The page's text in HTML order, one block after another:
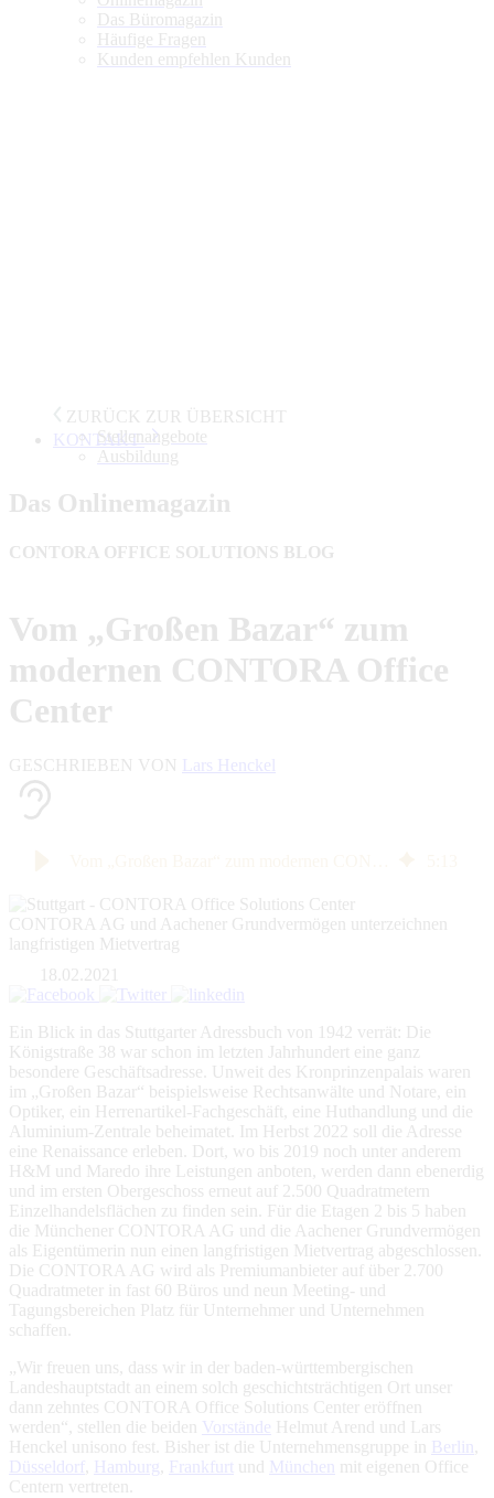
Das Büromagazin
Häufige Fragen
Kunden empfehlen Kunden
ZURÜCK ZUR ÜBERSICHT
Stellenangebote
Ausbildung
KONTAKT
Das Onlinemagazin
CONTORA OFFICE SOLUTIONS BLOG
Vom „Großen Bazar“ zum
modernen CONTORA Office
Center
GESCHRIEBEN VON Lars Henckel
CONTORA AG und Aachener Grundvermögen unterzeichnen
langfristigen Mietvertrag
18.02.2021
Ein Blick in das Stuttgarter Adressbuch von 1942 verrät: Die
Königstraße 38 war schon im letzten Jahrhundert eine ganz
besondere Geschäftsadresse. Unweit des Kronprinzenpalais waren
im „Großen Bazar“ beispielsweise Rechtsanwälte und Notare, ein
Optiker, ein Herrenartikel-Fachgeschäft, eine Huthandlung und die
Aluminium-Zentrale beheimatet. Im Herbst 2022 soll die Adresse
eine Renaissance erleben. Dort, wo bis 2019 noch unter anderem
H&M und Maredo ihre Leistungen anboten, werden dann ebenerdig
und im ersten Obergeschoss erneut auf 2.500 Quadratmetern
Einzelhandelsflächen zu finden sein. Für die Etagen 2 bis 5 haben
die Münchener CONTORA AG und die Aachener Grundvermögen
als Eigentümerin nun einen langfristigen Mietvertrag abgeschlossen.
Die CONTORA AG wird als Premiumanbieter auf über 2.700
Quadratmeter in fast 60 Büros und neun Meeting- und
Tagungsbereichen Platz für Unternehmer und Unternehmen
schaffen.
„Wir freuen uns, dass wir in der baden-württembergischen
Landeshauptstadt an einem solch geschichtsträchtigen Ort unser
dann zehntes CONTORA Office Solutions Center eröffnen
werden“, stellen die beiden
Vorstände Helmut Arend und Lars
Henckel unisono fest. Bisher ist die Unternehmensgruppe in
Berlin
Düsseldorf
Hamburg Frankfurt und München
mit eigenen Office
Centern vertreten.